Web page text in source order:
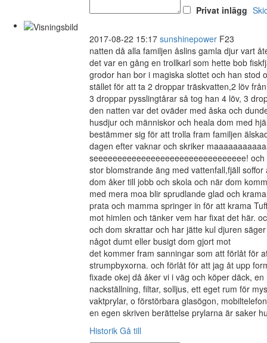
Privat inlägg
2017-08-22 15:17 sunshinepower F23
natten då alla familjen åslins gamla djur vart
det var en gång en trollkarl som hette bob
grodor han bor i magiska slottet och han stod
stället för att ta 2 droppar träskvatten,2 löv
3 droppar pysslingtårar så tog han 4 löv, 3
den natten var det oväder med åska och
husdjur och människor och heala dom med
bestämmer sig för att trolla fram familjen
dagen efter vaknar och skriker
seeeeeeeeeeeeeeeeeeeeeeeeeeeeeeee!
stor blomstrande äng med vattenfall,fjäll
dom åker till jobb och skola och när dom
med mera moa blir sprudlande glad och
prata och mamma springer in för att krama
mot himlen och tänker vem har fixat det här.
och dom skrattar och har jätte kul djuren
något dumt eller busigt dom gjort mot
det kommer fram sanningar som att förlåt för
strumpbyxorna. och förlåt för att jag åt upp
fixade okej då åker vi i väg och köper däck,
nackställning, filtar, solljus, ett eget rum för
vaktprylar, o förstörbara glasögon,
en egen skriven berättelse prylarna är saker
Historik Gå till